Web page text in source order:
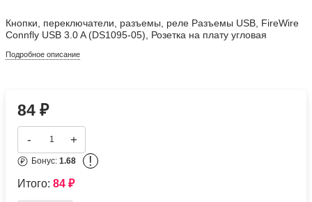
Кнопки, переключатели, разъемы, реле Разъемы USB, FireWire
Connfly USB 3.0 A (DS1095-05), Розетка на плату угловая
Подробное описание
84₽
- +
Бонус:1.68 !
Итого:84₽